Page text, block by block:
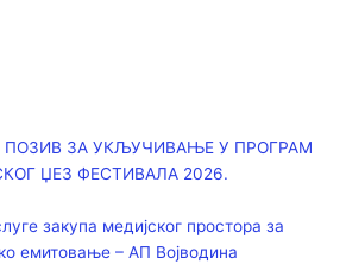
ПОЗИВ ЗА УКЉУЧИВАЊЕ У ПРОГРАМ
ЏЕЗ ФЕСТИВАЛА 2026.
закупа медијског простора за
емитовање – АП Војводинa